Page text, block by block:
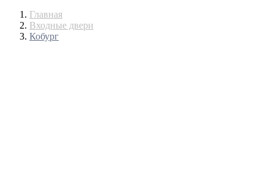
Главная
Входные двери
Кобург